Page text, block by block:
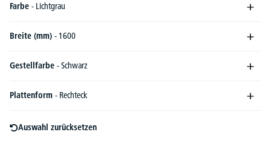
Farbe - Lichtgrau
Breite (mm) - 1600
Gestellfarbe - Schwarz
Plattenform - Rechteck
Auswahl zurücksetzen